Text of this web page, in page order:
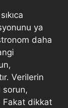
ya
daha
Verilerin
sorun,
Fakat dikkat